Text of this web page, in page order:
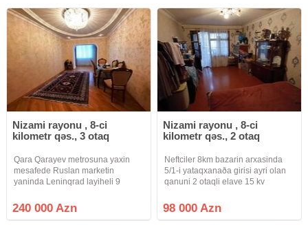
Nizami rayonu , 8-ci
kilometr qəs., 3 otaq
Qara Qarayev metrosuna yaxin
mesafede Ruslan marketin
yaninda Leninqrad layiheli 9
mertebesinde 3 otaqli menzil
mebelleriyle birlikde
240 000 Azn
Nizami rayonu , 8-ci
kilometr qəs., 2 otaq
Neftciler 8km bazarin arxasinda
5/1-i yataqxanaða girisi ayri olan
qanuni 2 otaqli elave 15 kv
satilir.masin saxlamaga heyetide
var.menzilin her serati var.
98 000 Azn